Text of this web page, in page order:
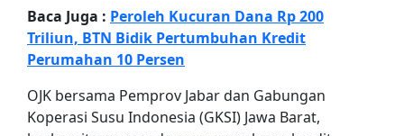
Baca Juga : Peroleh Kucuran Dana Rp 200
Triliun, BTN Bidik Pertumbuhan Kredit
Perumahan 10 Persen
OJK bersama Pemprov Jabar dan Gabungan
Koperasi Susu Indonesia (GKSI) Jawa Barat,